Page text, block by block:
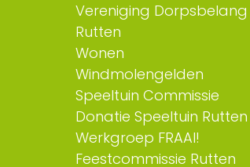
Vereniging Dorpsbelang
Rutten
Wonen
Windmolengelden
Speeltuin Commissie
Donatie Speeltuin Rutten
Werkgroep FRAAI!
Feestcommissie Rutten